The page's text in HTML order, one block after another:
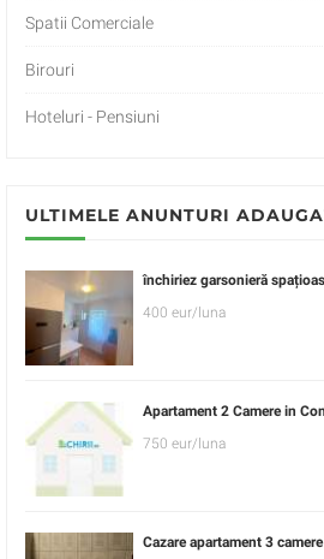
Spatii Comerciale
Birouri
Hoteluri - Pensiuni
ULTIMELE ANUNTURI
închiriez garsonieră
400 eur/luna
Apartament 2 Camere in
750 eur/luna
Cazare apartament 3